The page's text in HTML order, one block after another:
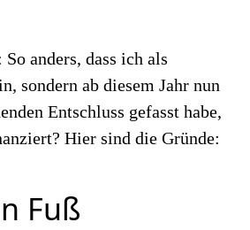
anders, dass ich als
sondern ab diesem Jahr nun
Entschluss gefasst habe,
Hier sind die Gründe:
Fuß